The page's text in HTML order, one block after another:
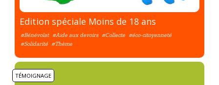
Edition spéciale Moins de 18 ans
#Bénévolat #Aide aux devoirs #Collecte #éco-citoyenneté
#Solidarité #Thème
TÉMOIGNAGE